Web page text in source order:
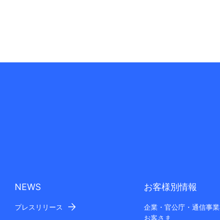
NEWS
プレスリリース
お客様別情報
企業・官公庁・通信事
お客さま